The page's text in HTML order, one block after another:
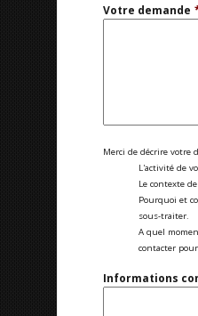
Votre demande
Merci de décrire votre
L'activité de
Le contexte
Pourquoi et
sous-traiter.
A quel
contacter
Informations